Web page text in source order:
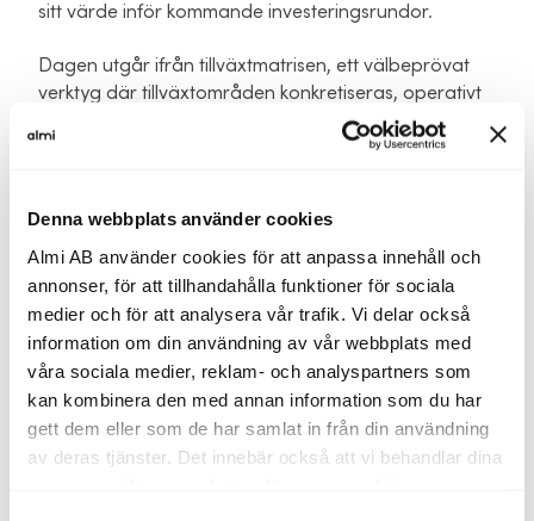
Denna webbplats använder cookies
Almi AB använder cookies för att anpassa innehåll och
annonser, för att tillhandahålla funktioner för sociala
medier och för att analysera vår trafik. Vi delar också
information om din användning av vår webbplats med
våra sociala medier, reklam- och analyspartners som
kan kombinera den med annan information som du har
gett dem eller som de har samlat in från din användning
av deras tjänster. Det innebär också att vi behandlar dina
sitt värde inför kommande investeringsrundor.
Dagen utgår ifrån tillväxtmatrisen, ett välbeprövat
verktyg där tillväxtområden konkretiseras, operativt
arbete kopplas till strategiska tillväxtmål, tidsplaner
och ekonomisk uppföljning.
ledande befattningar i bolag med en omsättning
över 20 MSEK.
Program
10-12 Gemensam genomgång - casedragning
12-13 Lunch
13-15 Individuellt arbete med stöd av rådgivare